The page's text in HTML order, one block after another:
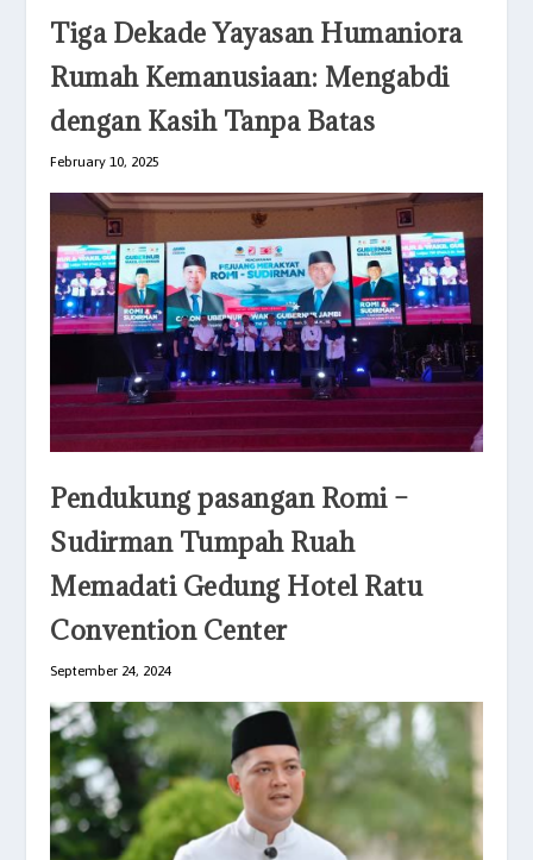
Tiga Dekade Yayasan Humaniora
Rumah Kemanusiaan: Mengabdi
dengan Kasih Tanpa Batas
February 10, 2025
Pendukung pasangan Romi –
Sudirman Tumpah Ruah
Memadati Gedung Hotel Ratu
Convention Center
September 24, 2024